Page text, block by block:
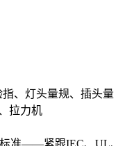
、灯头量规、插头量
拉力机
准——紧跟IEC、UL、